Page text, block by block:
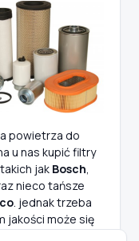
powietrza do
u nas kupić filtry
jak Bosch,
nieco tańsze
. jednak trzeba
jakości może się